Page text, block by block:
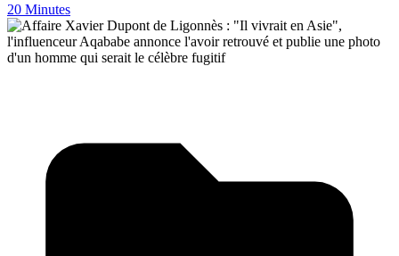
20 Minutes